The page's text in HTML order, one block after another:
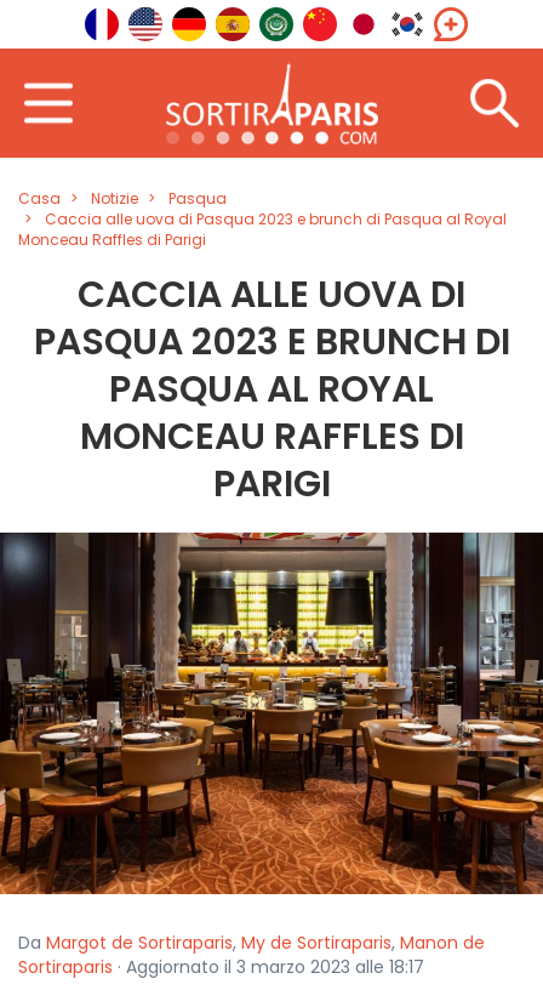
Casa Notizie
Pasqua
Caccia alle uova di Pasqua 2023 e brunch di Pasqua al Royal
Monceau Raffles di Parigi
CACCIA ALLE UOVA DI
PASQUA 2023 E BRUNCH DI
PASQUA AL ROYAL
MONCEAU RAFFLES DI
PARIGI
Da Margot de Sortiraparis, My de Sortiraparis, Manon de
Sortiraparis · Aggiornato il 3 marzo 2023 alle 18:17